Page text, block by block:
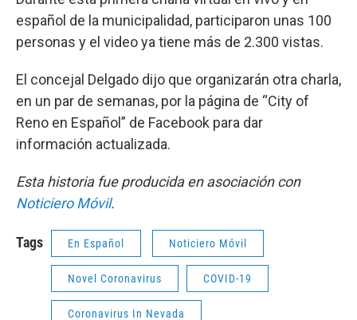
español de la municipalidad, participaron unas 100
personas y el video ya tiene más de 2.300 vistas.
El concejal Delgado dijo que organizarán otra charla,
en un par de semanas, por la página de “City of
Reno en Español” de Facebook para dar
información actualizada.
Esta historia fue producida en asociación con
Noticiero Móvil.
Tags En Español Noticiero Móvil
Novel Coronavirus COVID-19
Coronavirus In Nevada